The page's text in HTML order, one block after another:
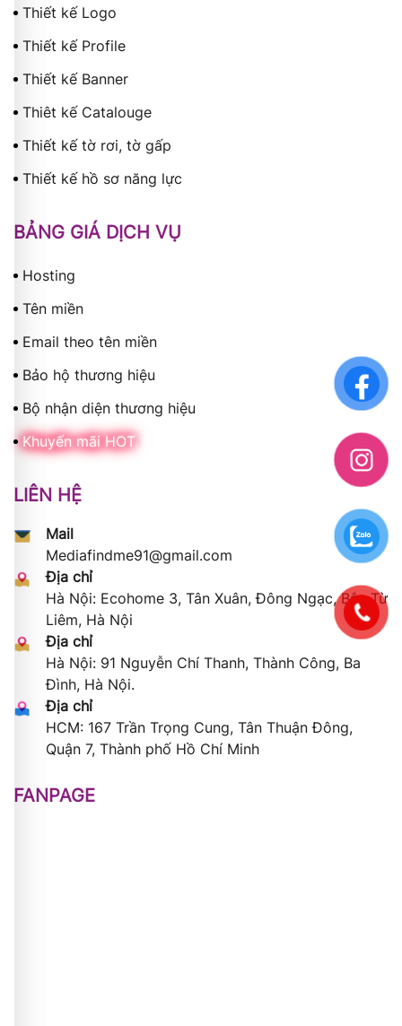
Thiết kế Logo
Thiết kế Profile
Thiết kế Banner
Thiêt kế Catalouge
Thiết kế tờ rơi, tờ gấp
Thiết kế hồ sơ năng lực
BẢNG GIÁ DỊCH VỤ
Hosting
Tên miền
Email theo tên miền
Bảo hộ thương hiệu
Bộ nhận diện thương hiệu
Khuyến mãi HOT
LIÊN HỆ
Mail
Mediafindme91@gmail.com
Địa chỉ
Hà Nội: Ecohome 3, Tân Xuân, Đông Ngạc, Bắc Từ
Liêm, Hà Nội
Địa chỉ
Hà Nội: 91 Nguyễn Chí Thanh, Thành Công, Ba
Đình, Hà Nội.
Địa chỉ
HCM: 167 Trần Trọng Cung, Tân Thuận Đông,
Quận 7, Thành phố Hồ Chí Minh
FANPAGE